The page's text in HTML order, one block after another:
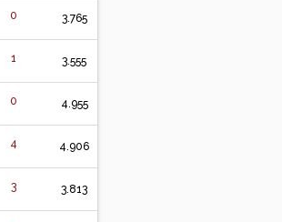
0 3.765
1 3.555
0 4.955
4 4.906
3 3.813